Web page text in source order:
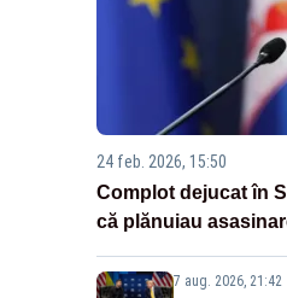
24 feb. 2026, 15:50
Complot dejucat în
că plănuiau
7 aug. 2026, 21:42